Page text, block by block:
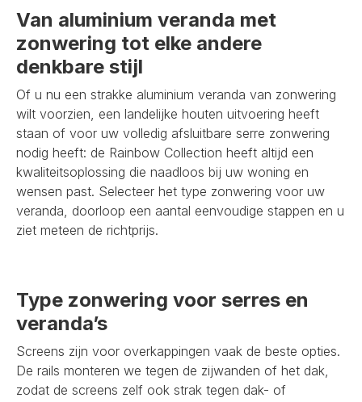
Van aluminium veranda met
zonwering tot elke andere
denkbare stijl
Of u nu een strakke aluminium veranda van zonwering
wilt voorzien, een landelijke houten uitvoering heeft
staan of voor uw volledig afsluitbare serre zonwering
nodig heeft: de Rainbow Collection heeft altijd een
kwaliteitsoplossing die naadloos bij uw woning en
wensen past. Selecteer het type zonwering voor uw
veranda, doorloop een aantal eenvoudige stappen en u
ziet meteen de richtprijs.
Type zonwering voor serres en
veranda’s
Screens zijn voor overkappingen vaak de beste opties.
De rails monteren we tegen de zijwanden of het dak,
zodat de screens zelf ook strak tegen dak- of